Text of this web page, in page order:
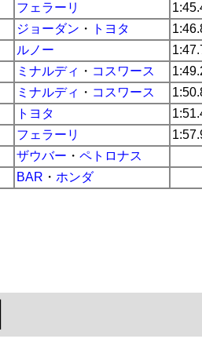
フェラーリ
ジョーダン ・ トヨタ
ルノー
ミナルディ ・ コスワース
ミナルディ ・ コスワース
トヨタ
フェラーリ
ザウバー ・ ペトロナス
BAR ・ ホンダ